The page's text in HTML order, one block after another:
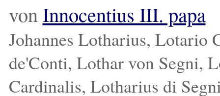
vonInnocentius III. papa
Johannes Lotharius, Lotario
de'Conti, Lothar von Segni,
Cardinalis, Lotharius di